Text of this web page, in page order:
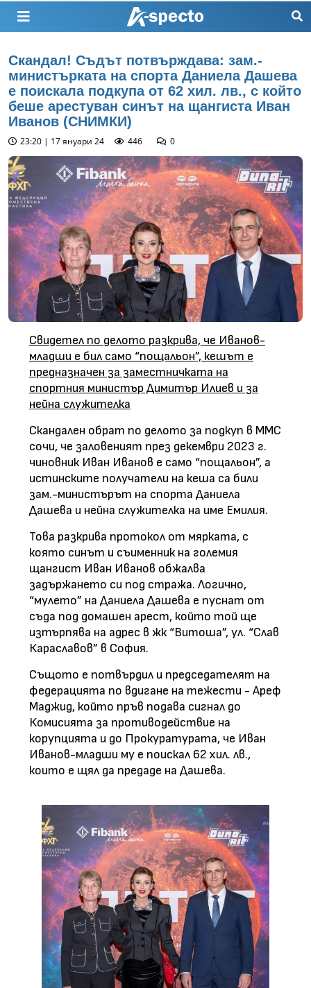
Скандал! Съдът потвърждава: зам.-
министърката на спорта Даниела Дашева
е поискала подкупа от 62 хил. лв., с който
беше арестуван синът на щангиста Иван
Иванов (СНИМКИ)
23:20 | 17 януари 24 446 0
Свидетел по делото разкрива, че Иванов-
младши е бил само “пощальон”, кешът е
предназначен за заместничката на
спортния министър Димитър Илиев и за
нейна служителка
Скандален обрат по делото за подкуп в ММС
сочи, че заловеният през декември 2023 г.
чиновник Иван Иванов е само “пощальон”, а
истинските получатели на кеша са били
зам.-министърът на спорта Даниела
Дашева и нейна служителка на име Емилия.
Това разкрива протокол от мярката, с
която синът и съименник на големия
щангист Иван Иванов обжалва
задържането си под стража. Логично,
“мулето” на Даниела Дашева е пуснат от
съда под домашен арест, който той ще
изтърпява на адрес в жк “Витоша”, ул. “Слав
Караславов” в София.
Същото е потвърдил и председателят на
федерацията по вдигане на тежести - Ареф
Маджид, който пръв подава сигнал до
Комисията за противодействие на
корупцията и до Прокуратурата, че Иван
Иванов-младши му е поискал 62 хил. лв.,
които е щял да предаде на Дашева.